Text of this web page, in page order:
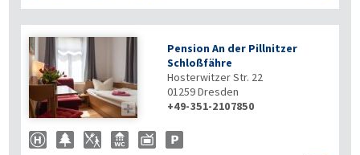

Pension An der Pillnitzer
Schloßfähre
Hosterwitzer Str. 22
01259Dresden
+49-351-2107850